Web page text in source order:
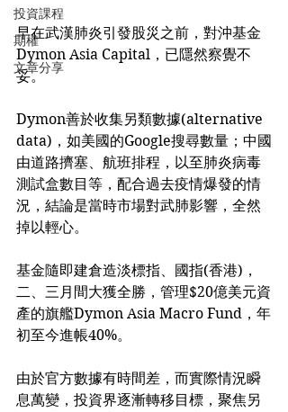
投資課程
期權
文章分享
早在武漢肺炎引發股災之前，對沖基金
Dymon Asia Capital，已隱然察覺不
妥。
Dymon善於收集另類數據(alternative
data)，如美國的Google搜尋數量；中國
由道路擠塞、航班排程，以至肺炎病毒
測試盒數目等，配合過去疫情爆發的情
況，結論是當時市場對武肺影響，全然
掉以輕心。
基金隨即建倉造淡標指、國指(香港)，
二、三月間大獲全勝，管理$20億美元資
產的旗艦Dymon Asia Macro Fund，年
初至今進帳40%。
由於官方數據有時間差，而實際情況瞬
息萬變，投資界逐漸轉移目標，聚焦另